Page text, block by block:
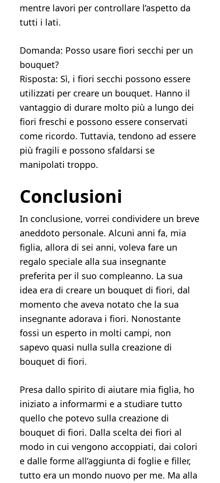
mentre lavori per controllare l’aspetto da
tutti i lati.
Domanda: Posso usare fiori secchi per un
bouquet?
Risposta: Sì, i fiori secchi possono essere
utilizzati per creare un bouquet. Hanno il
vantaggio di durare molto più a lungo dei
fiori freschi e possono essere conservati
come ricordo. Tuttavia, tendono ad essere
più fragili e possono sfaldarsi se
manipolati troppo.
Conclusioni
In conclusione, vorrei condividere un breve
aneddoto personale. Alcuni anni fa, mia
figlia, allora di sei anni, voleva fare un
regalo speciale alla sua insegnante
preferita per il suo compleanno. La sua
idea era di creare un bouquet di fiori, dal
momento che aveva notato che la sua
insegnante adorava i fiori. Nonostante
fossi un esperto in molti campi, non
sapevo quasi nulla sulla creazione di
bouquet di fiori.
Presa dallo spirito di aiutare mia figlia, ho
iniziato a informarmi e a studiare tutto
quello che potevo sulla creazione di
bouquet di fiori. Dalla scelta dei fiori al
modo in cui vengono accoppiati, dai colori
e dalle forme all’aggiunta di foglie e filler,
tutto era un mondo nuovo per me. Ma alla